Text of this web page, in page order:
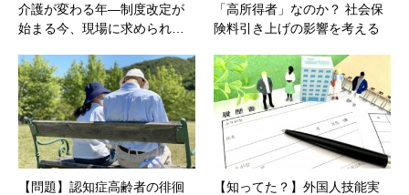
介護が変わる年―制度改定が
始まる今、現場に求められ…
「高所得者」なのか？ 社会保
険料引き上げの影響を考える
【問題】認知症高齢者の徘徊
【知ってた？】外国人技能実